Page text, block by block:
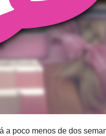
a poco menos de dos